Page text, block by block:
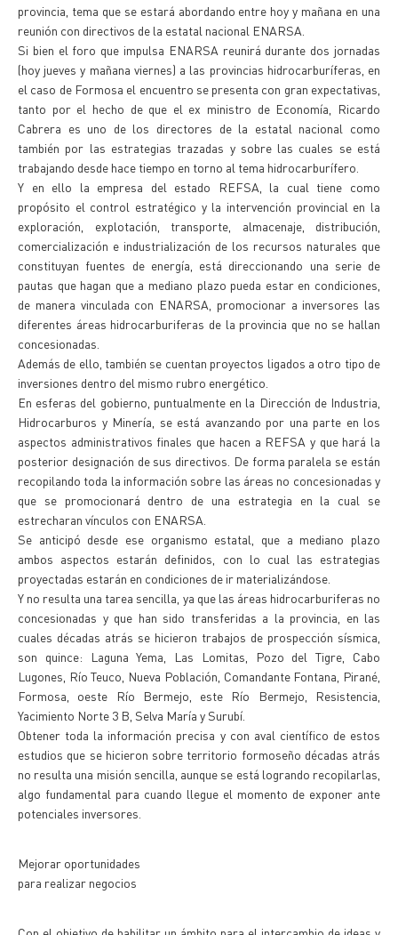
provincia, tema que se estará abordando entre hoy y mañana en una
reunión con directivos de la estatal nacional ENARSA.
Si bien el foro que impulsa ENARSA reunirá durante dos jornadas
(hoy jueves y mañana viernes) a las provincias hidrocarburíferas, en
el caso de Formosa el encuentro se presenta con gran expectativas,
tanto por el hecho de que el ex ministro de Economía, Ricardo
Cabrera es uno de los directores de la estatal nacional como
también por las estrategias trazadas y sobre las cuales se está
trabajando desde hace tiempo en torno al tema hidrocarburífero.
Y en ello la empresa del estado REFSA, la cual tiene como
propósito el control estratégico y la intervención provincial en la
exploración, explotación, transporte, almacenaje, distribución,
comercialización e industrialización de los recursos naturales que
constituyan fuentes de energía, está direccionando una serie de
pautas que hagan que a mediano plazo pueda estar en condiciones,
de manera vinculada con ENARSA, promocionar a inversores las
diferentes áreas hidrocarburiferas de la provincia que no se hallan
concesionadas.
Además de ello, también se cuentan proyectos ligados a otro tipo de
inversiones dentro del mismo rubro energético.
En esferas del gobierno, puntualmente en la Dirección de Industria,
Hidrocarburos y Minería, se está avanzando por una parte en los
aspectos administrativos finales que hacen a REFSA y que hará la
posterior designación de sus directivos. De forma paralela se están
recopilando toda la información sobre las áreas no concesionadas y
que se promocionará dentro de una estrategia en la cual se
estrecharan vínculos con ENARSA.
Se anticipó desde ese organismo estatal, que a mediano plazo
ambos aspectos estarán definidos, con lo cual las estrategias
proyectadas estarán en condiciones de ir materializándose.
Y no resulta una tarea sencilla, ya que las áreas hidrocarburiferas no
concesionadas y que han sido transferidas a la provincia, en las
cuales décadas atrás se hicieron trabajos de prospección sísmica,
son quince: Laguna Yema, Las Lomitas, Pozo del Tigre, Cabo
Lugones, Río Teuco, Nueva Población, Comandante Fontana, Pirané,
Formosa, oeste Río Bermejo, este Río Bermejo, Resistencia,
Yacimiento Norte 3 B, Selva María y Surubí.
Obtener toda la información precisa y con aval científico de estos
estudios que se hicieron sobre territorio formoseño décadas atrás
no resulta una misión sencilla, aunque se está logrando recopilarlas,
algo fundamental para cuando llegue el momento de exponer ante
potenciales inversores.
Mejorar oportunidades
para realizar negocios